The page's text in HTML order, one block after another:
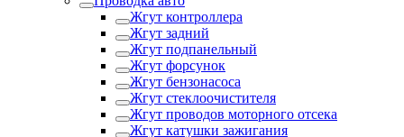
Жгут контроллера
Жгут задний
Жгут подпанельный
Жгут форсунок
Жгут бензонасоса
Жгут стеклоочистителя
Жгут проводов моторного отсека
Жгут катушки зажигания